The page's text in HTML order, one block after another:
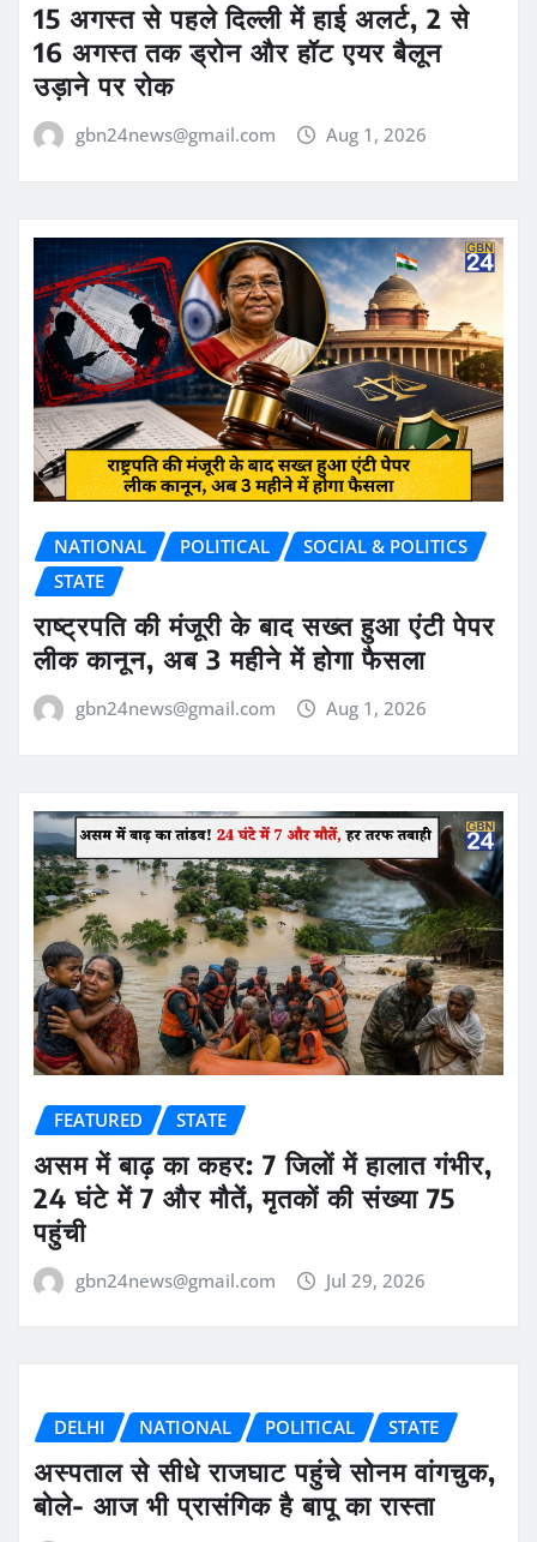
15 अगस्त से पहले दिल्ली में हाई अलर्ट, 2 से
16 अगस्त तक ड्रोन और हॉट एयर बैलून
उड़ाने पर रोक
gbn24news@gmail.com Aug 1, 2026
NATIONAL POLITICAL
SOCIAL & POLITICS
STATE
राष्ट्रपति की मंजूरी के बाद सख्त हुआ एंटी पेपर
लीक कानून, अब 3 महीने में होगा फैसला
gbn24news@gmail.com Aug 1, 2026
FEATURED STATE
असम में बाढ़ का कहर: 7 जिलों में हालात गंभीर,
24 घंटे में 7 और मौतें, मृतकों की संख्या 75
पहुंची
gbn24news@gmail.com Jul 29, 2026
DELHI NATIONAL POLITICAL STATE
अस्पताल से सीधे राजघाट पहुंचे सोनम वांगचुक,
बोले- आज भी प्रासंगिक है बापू का रास्ता